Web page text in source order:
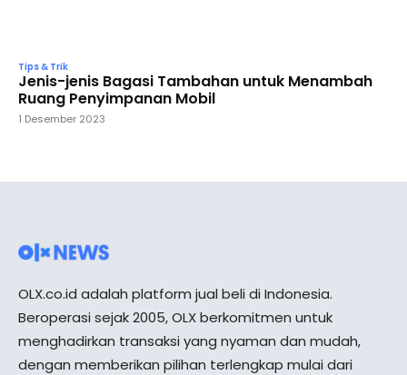
Tips & Trik
Jenis-jenis Bagasi Tambahan untuk Menambah
Ruang Penyimpanan Mobil
1 Desember 2023
OLX.co.id adalah platform jual beli di Indonesia.
Beroperasi sejak 2005, OLX berkomitmen untuk
menghadirkan transaksi yang nyaman dan mudah,
dengan memberikan pilihan terlengkap mulai dari